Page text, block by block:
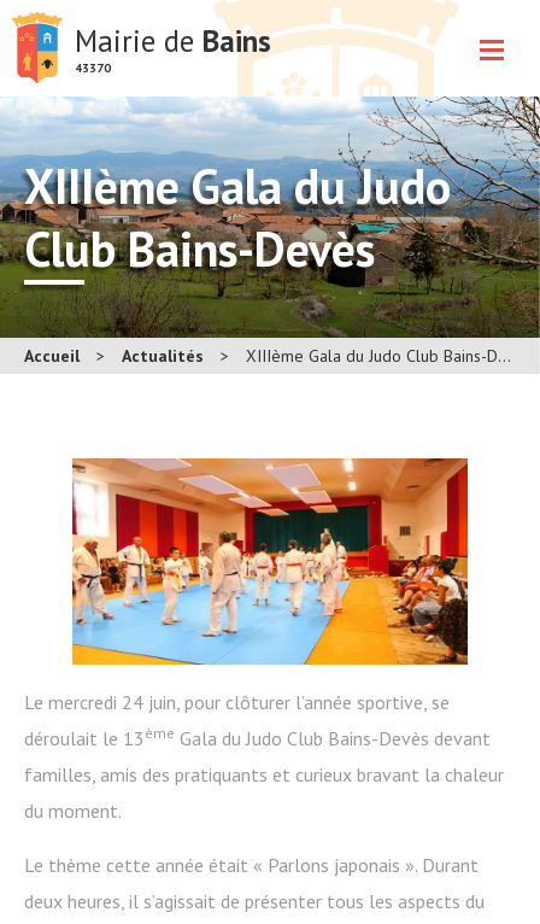
Mairie de Bains
43370
XIIIème Gala du Judo
Club Bains-Devès
Accueil > Actualités > XIIIème Gala du Judo Club Bains-Devès
Le mercredi 24 juin, pour clôturer l’année sportive, se
déroulait le 13 ème Gala du Judo Club Bains-Devès devant
familles, amis des pratiquants et curieux bravant la chaleur
du moment.
Le thème cette année était « Parlons japonais ». Durant
deux heures, il s’agissait de présenter tous les aspects du